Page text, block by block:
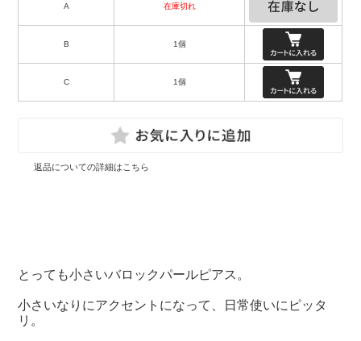
A 在庫切れ
B 1個
C 1個
返品についての詳細はこちら
とっても小さいバロックパールピアス。
小さいなりにアクセントになって、日常使いにピッタ
リ。